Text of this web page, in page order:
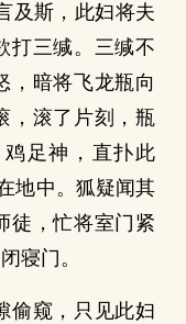
及斯，此妇将夫
打三缄。三缄不
，暗将飞龙瓶向
，滚了片刻，瓶
足神，直扑此
地中。狐疑闻其
徒，忙将室门紧
寝门。
偷窥，只见此妇